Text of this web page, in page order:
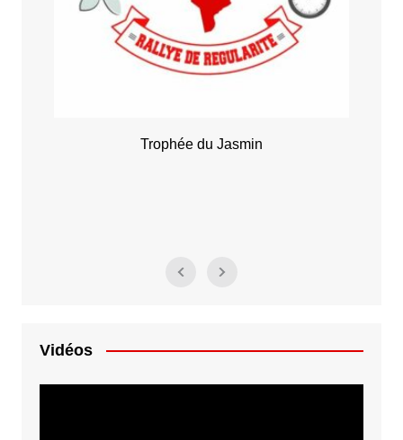
Trophée du Jasmin
Vidéos